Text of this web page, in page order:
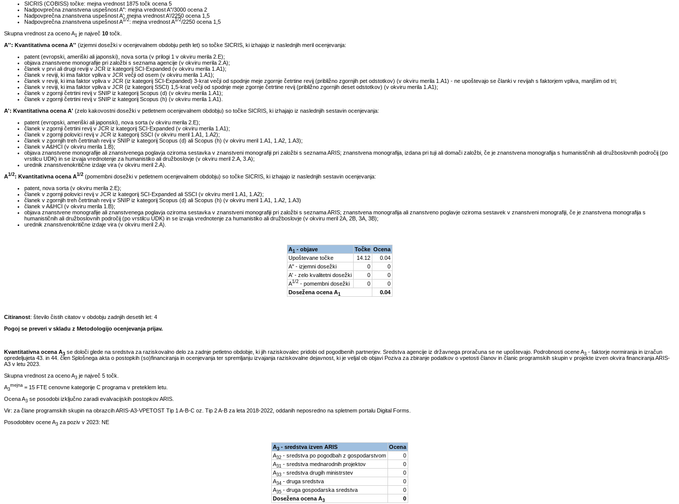
SICRIS (COBISS) točke: mejna vrednost 1875 točk ocena 5
Nadpovprečna znanstvena uspešnost A'': mejna vrednost A''/3000 ocena 2
Nadpovprečna znanstvena uspešnost A': mejna vrednost A'/2250 ocena 1,5
Nadpovprečna znanstvena uspešnost A1/2: mejna vrednost A1/2/2250 ocena 1,5
Skupna vrednost za oceno A1 je največ 10 točk.
A'': Kvantitativna ocena A'' (izjemni dosežki v ocenjevalnem obdobju petih let) so točke SICRIS, ki izhajajo iz naslednjih meril ocenjevanja:
patent (evropski, ameriški ali japonski), nova sorta (v prilogi 1 v okviru merila 2.E);
objava znanstvene monografije pri založbi s seznama agencije (v okviru merila 2.A);
članek v prvi ali drugi reviji v JCR iz kategorij SCI-Expanded (v okviru merila 1.A1);
članek v reviji, ki ima faktor vpliva v JCR večji od osem (v okviru merila 1.A1);
članek v reviji, ki ima faktor vpliva v JCR (iz kategorij SCI-Expanded) 3-krat večji od spodnje meje zgornje četrtine revij (približno zgornjih pet odstotkov) (v okviru merila 1.A1) - ne upoštevajo se članki v revijah s faktorjem vpliva, manjšim od tri;
članek v reviji, ki ima faktor vpliva v JCR (iz kategorij SSCI) 1,5-krat večji od spodnje meje zgornje četrtine revij (približno zgornjih deset odstotkov) (v okviru merila 1.A1);
članek v zgornji četrtini revij v SNIP iz kategorij Scopus (d) (v okviru merila 1.A1);
članek v zgornji četrtini revij v SNIP iz kategorij Scopus (h) (v okviru merila 1.A1).
A': Kvantitativna ocena A' (zelo kakovostni dosežki v petletnem ocenjevalnem obdobju) so točke SICRIS, ki izhajajo iz naslednjih sestavin ocenjevanja:
patent (evropski, ameriški ali japonski), nova sorta (v okviru merila 2.E);
članek v zgornji četrtini revij v JCR iz kategorij SCI-Expanded (v okviru merila 1.A1);
članek v zgornji polovici revij v JCR iz kategorij SSCI (v okviru meril 1.A1, 1.A2);
članek v zgornjih treh četrtinah revij v SNIP iz kategorij Scopus (d) ali Scopus (h) (v okviru meril 1.A1, 1.A2, 1.A3);
članek v A&HCI (v okviru merila 1.B);
objava znanstvene monografije ali znanstvenega poglavja oziroma sestavka v znanstveni monografiji pri založbi s seznama ARIS; znanstvena monografija, izdana pri tuji ali domači založbi, če je znanstvena monografija s humanističnih ali družboslovnih področij (po
vrstilcu UDK) in se izvaja vrednotenje za humanistiko ali družboslovje (v okviru meril 2.A, 3.A);
urednik znanstvenokritične izdaje vira (v okviru meril 2.A).
A1/2: Kvantitativna ocena A1/2 (pomembni dosežki v petletnem ocenjevalnem obdobju) so točke SICRIS, ki izhajajo iz naslednjih sestavin ocenjevanja:
patent, nova sorta (v okviru merila 2.E);
članek v zgornji polovici revij v JCR iz kategorij SCI-Expanded ali SSCI (v okviru meril 1.A1, 1.A2);
članek v zgornjih treh četrtinah revij v SNIP iz kategorij Scopus (d) ali Scopus (h) (v okviru meril 1.A1, 1.A2, 1.A3)
članek v A&HCI (v okviru merila 1.B);
objava znanstvene monografije ali znanstvenega poglavja oziroma sestavka v znanstveni monografiji pri založbi s seznama ARIS; znanstvena monografija ali znanstveno poglavje oziroma sestavek v znanstveni monografiji, če je znanstvena monografija s
humanističnih ali družboslovnih področij (po vrstilcu UDK) in se izvaja vrednotenje za humanistiko ali družboslovje (v okviru meril 2A, 2B, 3A, 3B);
urednik znanstvenokritične izdaje vira (v okviru meril 2.A).
A1 - objave Točke Ocena
Upoštevane točke
14.12
0.04
A'' - izjemni dosežki
0
0
A' - zelo kvalitetni dosežki
0
0
A1/2- pomembni dosežki 0
0
Dosežena ocena A1 0.04
Citiranost: število čistih citatov v obdobju zadnjih desetih let: 4
Pogoj se preveri v skladu z Metodologijo ocenjevanja prijav.
Kvantitativna ocena A3 se določi glede na sredstva za raziskovalno delo za zadnje petletno obdobje, ki jih raziskovalec pridobi od pogodbenih partnerjev. Sredstva agencije iz državnega proračuna se ne upoštevajo. Podrobnosti ocene A3 - faktorje normiranja in izračun
opredeljujeta 43. in 44. člen Splošnega akta o postopkih (so)financiranja in ocenjevanja ter spremljanju izvajanja raziskovalne dejavnost, ki je veljal ob objavi Poziva za zbiranje podatkov o vpetosti članov in članic programskih skupin v projekte izven okvira financiranja ARIS-
A3 v letu 2023.
Skupna vrednost za oceno A3 je največ 5 točk.
A3
mejna = 15 FTE cenovne kategorije C programa v preteklem letu.
Ocena A3 se posodobi izključno zaradi evalvacijskih postopkov ARIS.
Vir: za člane programskih skupin na obrazcih ARIS-A3-VPETOST Tip 1 A-B-C oz. Tip 2 A-B za leta 2018-2022, oddanih neposredno na spletnem portalu Digital Forms.
Posodobitev ocene A3 za poziv v 2023: NE
A3- sredstva izven ARIS
Ocena
A32- sredstva po pogodbah z gospodarstvom
0
A31 - sredstva mednarodnih projektov
0
A33- sredstva drugih ministrstev
0
A34 - druga sredstva
0
A35- druga gospodarska sredstva
0
Dosežena ocena A3 0